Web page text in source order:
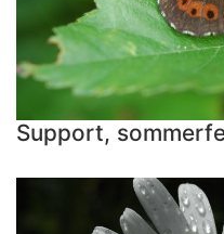
Support,